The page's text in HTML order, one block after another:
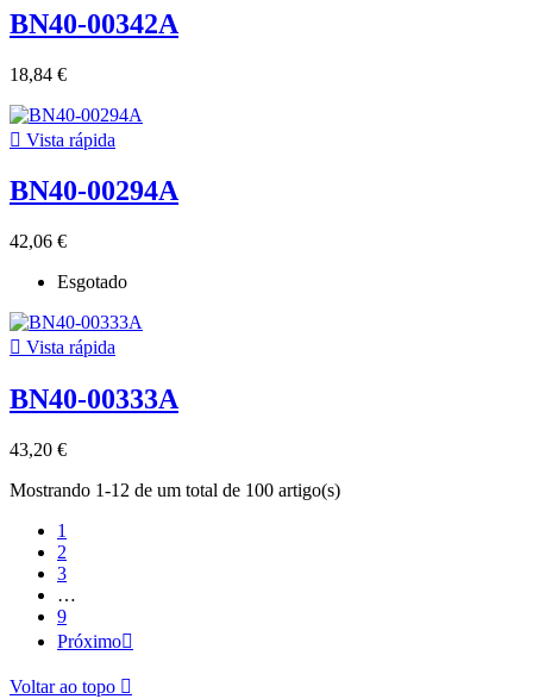
BN40-00342A
18,84 €
 Vista rápida
BN40-00294A
42,06 €
Esgotado
 Vista rápida
BN40-00333A
43,20 €
Mostrando 1-12 de um total de 100 artigo(s)
1
2
3
…
9
Próximo
Voltar ao topo 